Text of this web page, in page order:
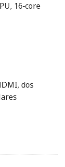
16‑core
dos